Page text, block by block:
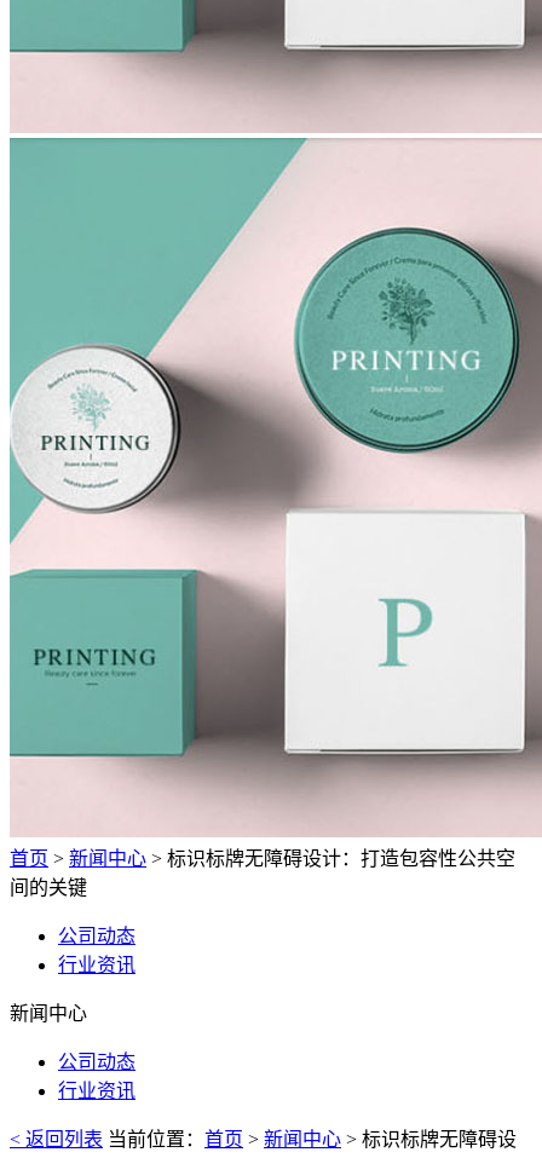
首页 > 新闻中心 > 标识标牌无障碍设计：打造包容性公共空
间的关键
公司动态
行业资讯
新闻中心
公司动态
行业资讯
< 返回列表 当前位置： 首页 > 新闻中心 > 标识标牌无障碍设